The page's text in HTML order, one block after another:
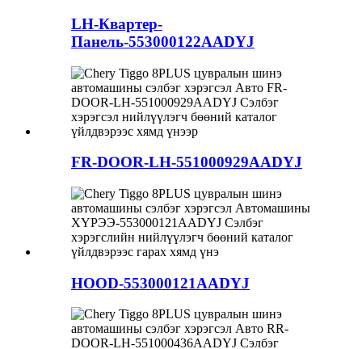
LH-Квартер-
Панель-553000122AADYJ
FR-DOOR-LH-551000929AADYJ
HOOD-553000121AADYJ